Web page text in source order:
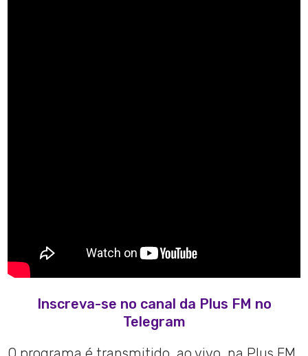
Inscreva-se no canal da Plus FM no
Telegram